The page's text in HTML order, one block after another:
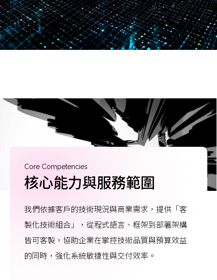
Core Competencies
核心能力與服務範圍
我們依據客戶的技術現況與商業需求，提供「客
製化技術組合」，從程式語言、框架到部署架構
皆可客製，協助企業在掌控技術品質與預算效益
的同時，強化系統敏捷性與交付效率。